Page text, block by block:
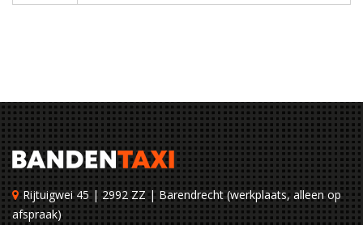
Rijtuigwei 45 | 2992 ZZ | Barendrecht (werkplaats, alleen op
afspraak)